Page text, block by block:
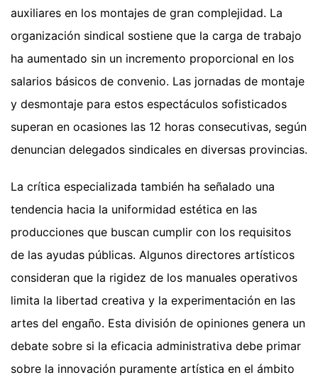
auxiliares en los montajes de gran complejidad. La
organización sindical sostiene que la carga de trabajo
ha aumentado sin un incremento proporcional en los
salarios básicos de convenio. Las jornadas de montaje
y desmontaje para estos espectáculos sofisticados
superan en ocasiones las 12 horas consecutivas, según
denuncian delegados sindicales en diversas provincias.
La crítica especializada también ha señalado una
tendencia hacia la uniformidad estética en las
producciones que buscan cumplir con los requisitos
de las ayudas públicas. Algunos directores artísticos
consideran que la rigidez de los manuales operativos
limita la libertad creativa y la experimentación en las
artes del engaño. Esta división de opiniones genera un
debate sobre si la eficacia administrativa debe primar
sobre la innovación puramente artística en el ámbito